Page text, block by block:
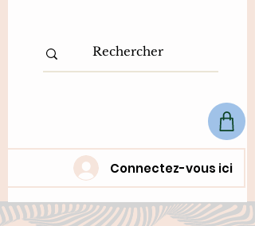
Connectez-vous ici